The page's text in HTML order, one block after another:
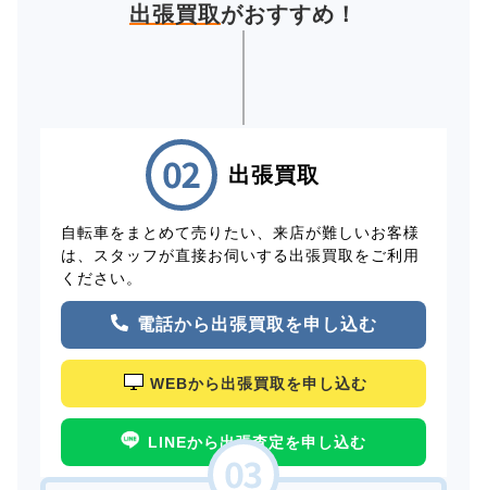
出張買取がおすすめ！
出張買取
自転車をまとめて売りたい、来店が難しいお客様
は、スタッフが直接お伺いする出張買取をご利用
ください。
電話から出張買取を申し込む
WEBから出張買取を申し込む
LINEから出張査定を申し込む